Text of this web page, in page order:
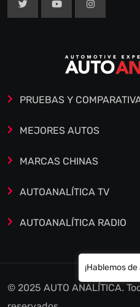
PRUEBAS Y
MEJORES AUTOS
MARCAS CHINAS
AUTOANALÍTICA TV
AUTOANALÍTICA RADIO
© 2025 AUTO ANALÍTICA.
¡Hablemos